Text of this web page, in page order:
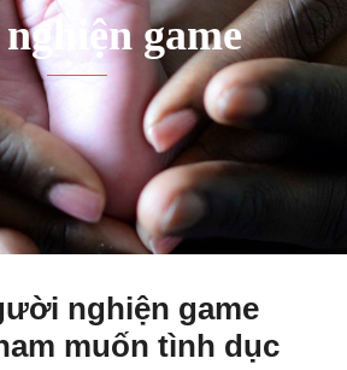
game
nghiện game
muốn tình dục